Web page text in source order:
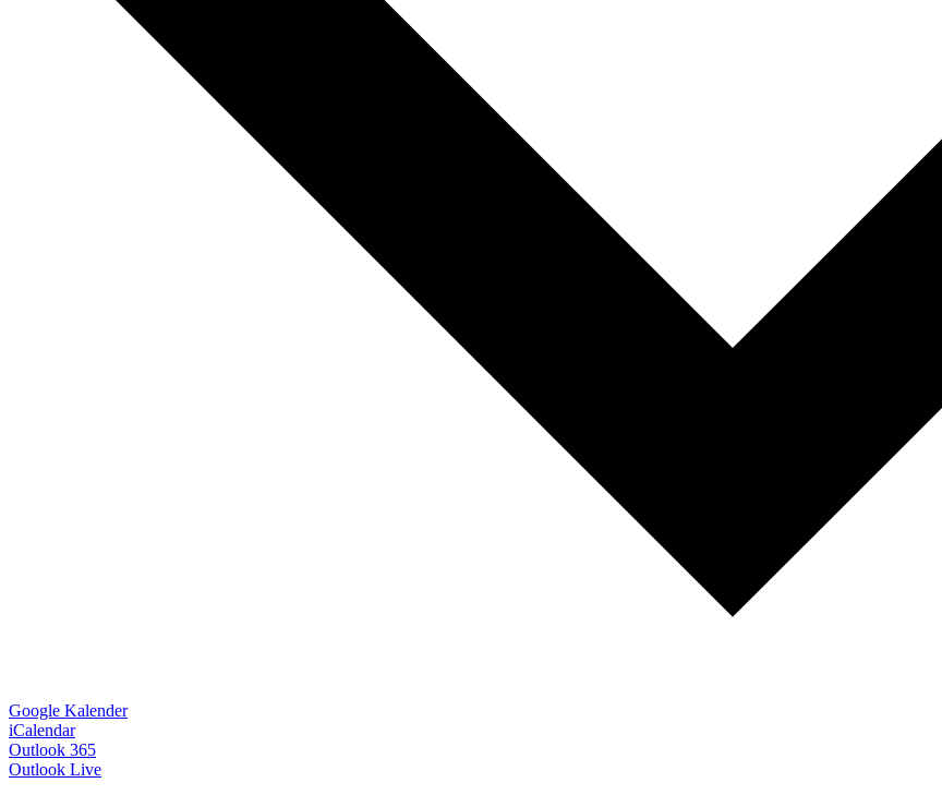
Google Kalender
iCalendar
Outlook 365
Outlook Live